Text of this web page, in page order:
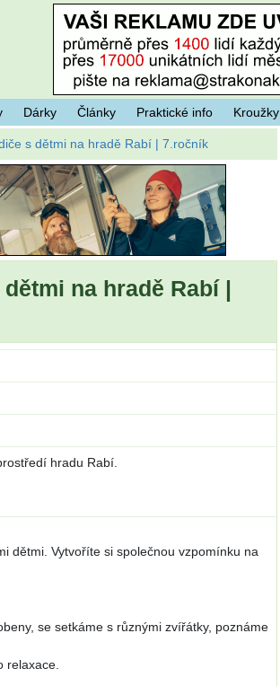
Dárky Články Praktické info Kroužky
s dětmi na hradě Rabí | 7.ročník
na hradě Rabí |
hradu Rabí.
dětmi. Vytvoříte si společnou vzpomínku na
se setkáme s různými zvířátky, poznáme
relaxace.